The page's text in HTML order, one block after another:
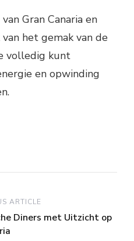
Gran Canaria en
het gemak van de
volledig kunt
en opwinding
ARTICLE
Diners met Uitzicht op